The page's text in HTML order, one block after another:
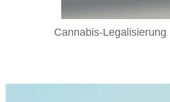
Cannabis-Legalisierung